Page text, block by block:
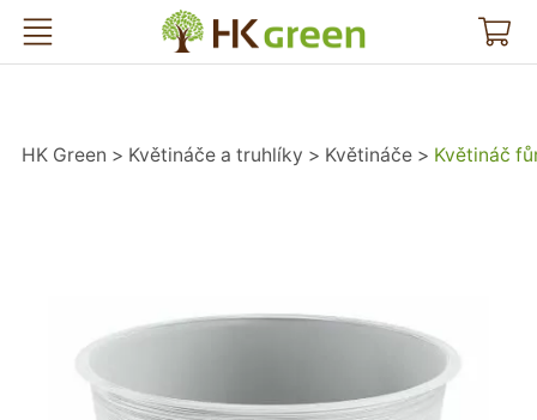
HK Green
HK Green Květináče a truhlíky Květináče Květináč